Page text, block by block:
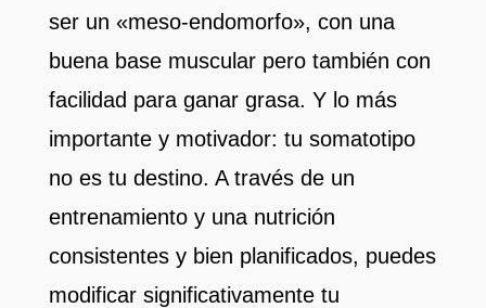
ser un «meso-endomorfo», con una
buena base muscular pero también con
facilidad para ganar grasa. Y lo más
importante y motivador: tu somatotipo
no es tu destino. A través de un
entrenamiento y una nutrición
consistentes y bien planificados, puedes
modificar significativamente tu